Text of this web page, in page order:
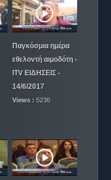
Παγκόσμια ημέρα
εθελοντή αιμοδότη -
ITV ΕΙΔΗΣΕΙΣ -
14/6/2017
Views : 5236